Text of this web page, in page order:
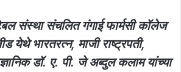
संस्था संचलित गंगाई फार्मसी कॉलेज
येथे भारतरत्न, माजी राष्ट्रपती,
डॉ. ए. पी. जे अब्दुल कलाम यांच्या